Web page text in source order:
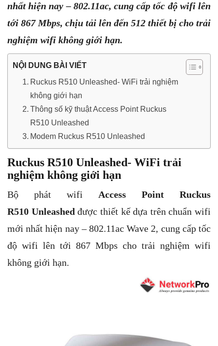
nhất hiện nay – 802.11ac, cung cấp tốc độ wifi lên
tới 867 Mbps, chịu tải lên đến 512 thiết bị cho trải
nghiệm wifi không giới hạn.
NỘI DUNG BÀI VIẾT
Ruckus R510 Unleashed- WiFi trải nghiệm
không giới hạn
Thông số kỹ thuật Access Point Ruckus
R510 Unleashed
Modem Ruckus R510 Unleashed
Ruckus R510 Unleashed- WiFi trải
nghiệm không giới hạn
Bộ phát wifi Access Point Ruckus
R510 Unleashed được thiết kế dựa trên chuẩn wifi
mới nhất hiện nay – 802.11ac Wave 2, cung cấp tốc
độ wifi lên tới 867 Mbps cho trải nghiệm wifi
không giới hạn.